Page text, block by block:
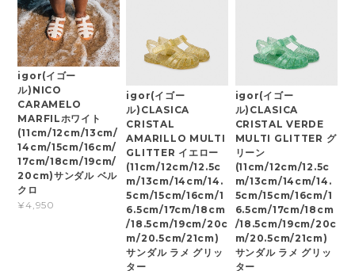
igor(イゴー
ル)NICO
CARAMELO
MARFILホワイト
(11cm/12cm/13cm/
14cm/15cm/16cm/
17cm/18cm/19cm/
20cm)サンダル ベル
クロ
¥4,950
igor(イゴー
ル)CLASICA
CRISTAL
AMARILLO MULTI
GLITTER イエロー
(11cm/12cm/12.5c
m/13cm/14cm/14.
5cm/15cm/16cm/1
6.5cm/17cm/18cm
/18.5cm/19cm/20c
m/20.5cm/21cm)
サンダル ラメ グリッ
ター
igor(イゴー
ル)CLASICA
CRISTAL VERDE
MULTI GLITTER グ
リーン
(11cm/12cm/12.5c
m/13cm/14cm/14.
5cm/15cm/16cm/1
6.5cm/17cm/18cm
/18.5cm/19cm/20c
m/20.5cm/21cm)
サンダル ラメ グリッ
ター